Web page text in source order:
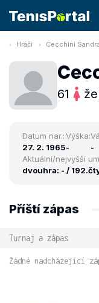
Hráči Cecchini Sandra
61
Datum nar.:
27. 2. 1965
Výška:
-
-
Aktuální/nejvyšší
dvouhra: - / 192.
Příští zápas
Turnaj a zápas
Žádné nadcházející